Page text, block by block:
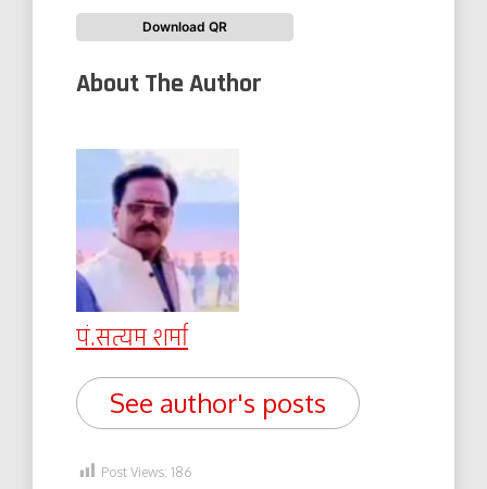
Download QR
About The Author
पं.सत्यम शर्मा
See author's posts
Post Views: 186